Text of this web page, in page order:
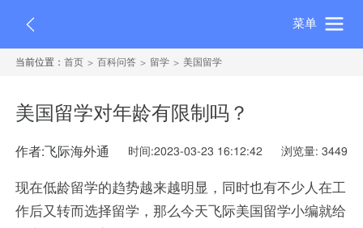
菜单
当前位置：首页 百科问答 留学 美国留学
美国留学对年龄有限制吗？
作者:飞际海外通 时间:2023-03-23 16:12:42 浏览量: 3449
现在低龄留学的趋势越来越明显，同时也有不少人在工
作后又转而选择留学，那么今天飞际美国留学小编就给